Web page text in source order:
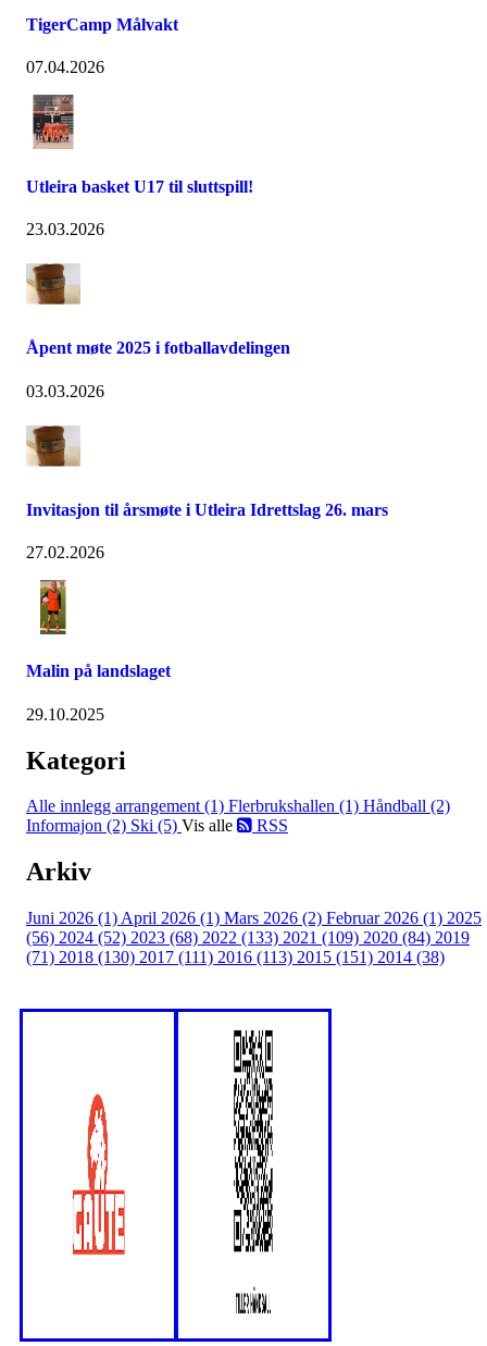
TigerCamp Målvakt
07.04.2026
Utleira basket U17 til sluttspill!
23.03.2026
Åpent møte 2025 i fotballavdelingen
03.03.2026
Invitasjon til årsmøte i Utleira Idrettslag 26. mars
27.02.2026
Malin på landslaget
29.10.2025
Kategori
Alle innlegg arrangement (1) Flerbrukshallen (1) Håndball (2)
Informajon (2) Ski (5) Vis alle RSS
Arkiv
Juni 2026 (1) April 2026 (1) Mars 2026 (2) Februar 2026 (1) 2025
(56) 2024 (52) 2023 (68) 2022 (133) 2021 (109) 2020 (84) 2019
(71) 2018 (130) 2017 (111) 2016 (113) 2015 (151) 2014 (38)